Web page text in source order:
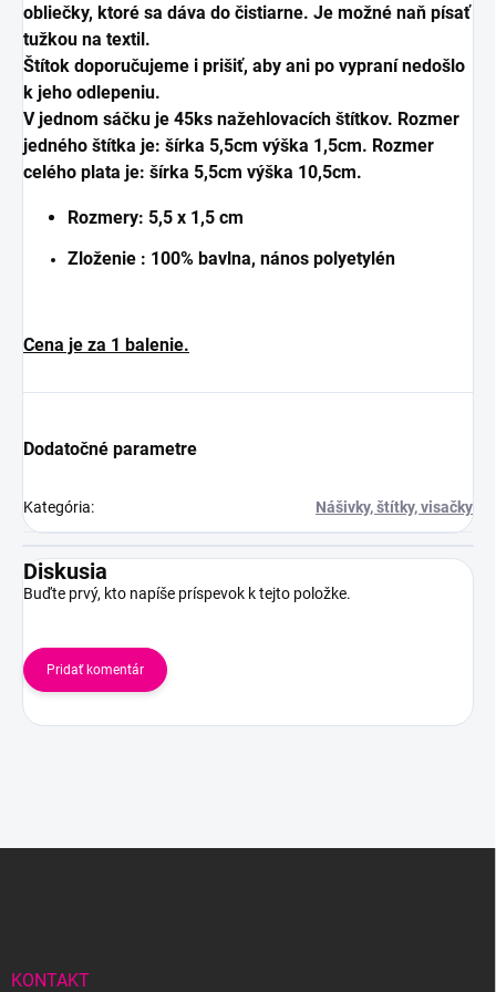
obliečky, ktoré sa dáva do čistiarne. Je možné naň písať
tužkou na textil.
Štítok doporučujeme i prišiť, aby ani po vypraní nedošlo
k jeho odlepeniu.
V jednom sáčku je 45ks nažehlovacích štítkov. Rozmer
jedného štítka je: šírka 5,5cm výška 1,5cm. Rozmer
celého plata je: šírka 5,5cm výška 10,5cm.
Rozmery: 5,5 x 1,5 cm
Zloženie : 100% bavlna, nános polyetylén
Cena je za 1 balenie.
Dodatočné parametre
Kategória: Nášivky, štítky, visačky
Diskusia
Buďte prvý, kto napíše príspevok k tejto položke.
Pridať komentár
KONTAKT